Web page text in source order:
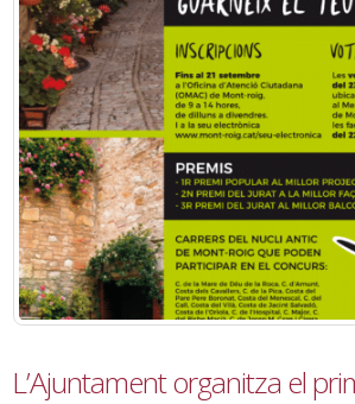
L’Ajuntament organitza el